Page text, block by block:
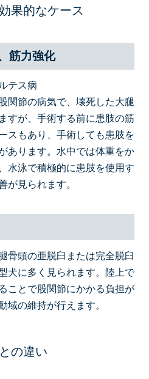
果的なケース
筋力強化
テス病
関節の病気で、壊死した大腿
すが、手術する前に患肢の筋
スもあり、手術しても患肢を
あります。水中では体重をか
水泳で積極的に患肢を使用す
が見られます。
骨頭の亜脱臼または完全脱臼
犬に多く見られます。陸上で
ことで股関節にかかる負担が
域の維持が行えます。
の違い